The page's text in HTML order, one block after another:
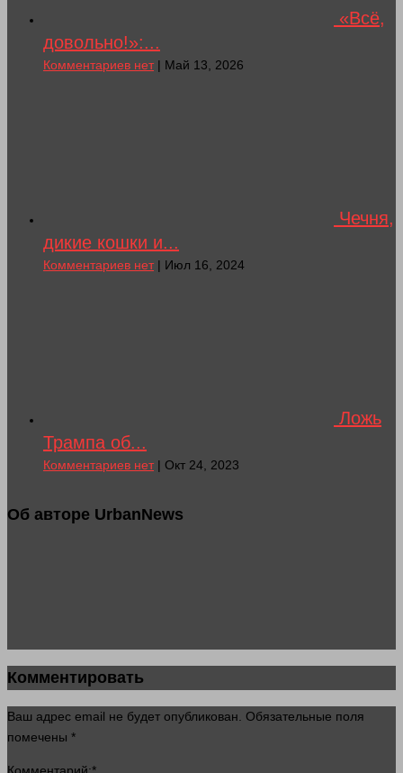
«Всё,
довольно!»:...
Комментариев нет| Май 13, 2026
Чечня,
дикие кошки и...
Комментариев нет| Июл 16, 2024
Ложь
Трампа об...
Комментариев нет| Окт 24, 2023
Об авторе UrbanNews
Комментировать
Ваш адрес email не будет опубликован. Обязательные поля
помечены *